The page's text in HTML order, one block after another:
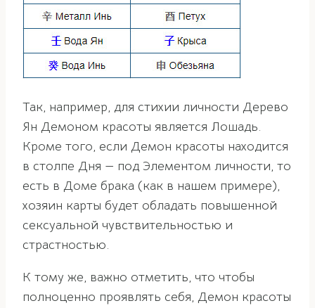
Так, например, для стихии личности Дерево
Ян Демоном красоты является Лошадь.
Кроме того, если Демон красоты находится
в столпе Дня — под Элементом личности, то
есть в Доме брака (как в нашем примере),
хозяин карты будет обладать повышенной
сексуальной чувствительностью и
страстностью.
К тому же, важно отметить, что чтобы
полноценно проявлять себя, Демон красоты